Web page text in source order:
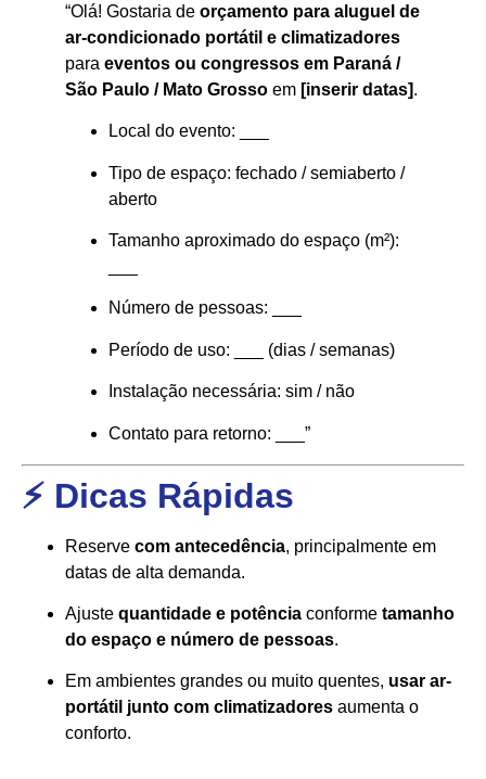
“Olá! Gostaria de orçamento para aluguel de
ar-condicionado portátil e climatizadores
para eventos ou congressos em Paraná /
São Paulo / Mato Grosso em [inserir datas].
Local do evento: ___
Tipo de espaço: fechado / semiaberto /
aberto
Tamanho aproximado do espaço (m²):
Número de pessoas: ___
Período de uso: ___ (dias / semanas)
Instalação necessária: sim / não
Contato para retorno: ___”
⚡ Dicas Rápidas
Reserve com antecedência, principalmente em
datas de alta demanda.
Ajuste quantidade e potência conforme tamanho
do espaço e número de pessoas.
Em ambientes grandes ou muito quentes, usar ar-
portátil junto com climatizadores aumenta o
conforto.